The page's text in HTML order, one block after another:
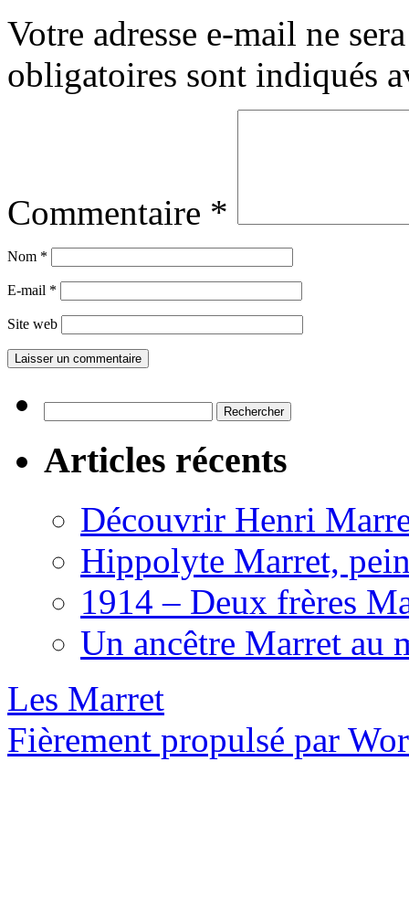
Votre adresse e-mail ne
obligatoires sont indiqués
Commentaire *
Nom *
E-mail *
Site web
Articles récents
Découvrir Henri
Hippolyte Marret,
1914 – Deux frères
Un ancêtre Marret au
Les Marret
Fièrement propulsé par